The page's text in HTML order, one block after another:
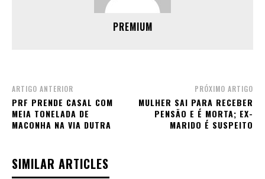
PREMIUM
ARTIGO ANTERIOR
PRF PRENDE CASAL COM
MEIA TONELADA DE
MACONHA NA VIA DUTRA
PRÓXIMO ARTIGO
MULHER SAI PARA RECEBER
PENSÃO E É MORTA; EX-
MARIDO É SUSPEITO
SIMILAR ARTICLES